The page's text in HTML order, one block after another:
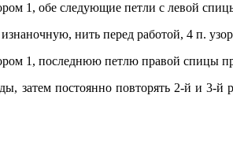
1, обе следующие петли с левой
нить перед работой, 4 п.
1, последнюю петлю правой спицы
затем постоянно повторять 2-й и 3-й